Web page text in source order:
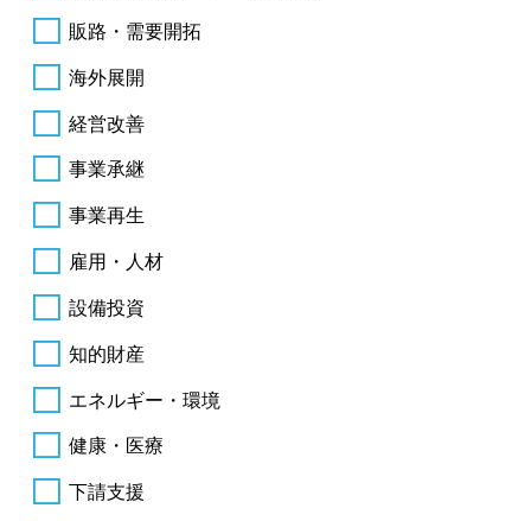
販路・需要開拓
海外展開
経営改善
事業承継
事業再生
雇用・人材
設備投資
知的財産
エネルギー・環境
健康・医療
下請支援